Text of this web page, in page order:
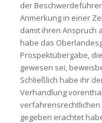
der
Anmerkung in einer
damit ihren Anspruch
habe das
Prospektübergabe,
gewesen sei,
Schließlich habe ihr
Verhandlung
verfahrensrechtlichen
gegeben erachtet